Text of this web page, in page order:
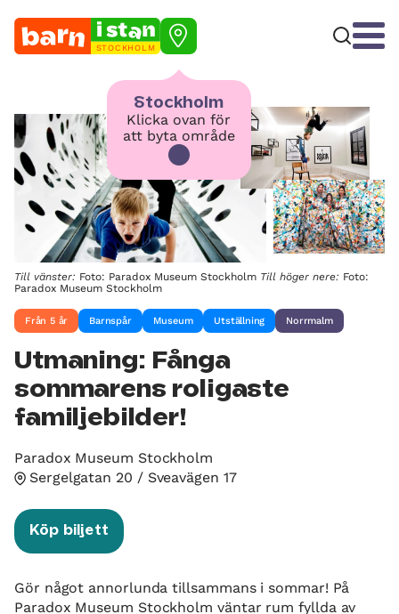
STOCKHOLM
Stockholm
Klicka ovan för
att byta område
Till vänster: Foto: Paradox Museum Stockholm Till höger nere: Foto:
Paradox Museum Stockholm
Från 5 år Barnspår Museum Utställning Norrmalm
Utmaning: Fånga
sommarens roligaste
familjebilder!
Paradox Museum Stockholm
Sergelgatan 20 / Sveavägen 17
Köp biljett
Gör något annorlunda tillsammans i sommar! På
Paradox Museum Stockholm väntar rum fyllda av